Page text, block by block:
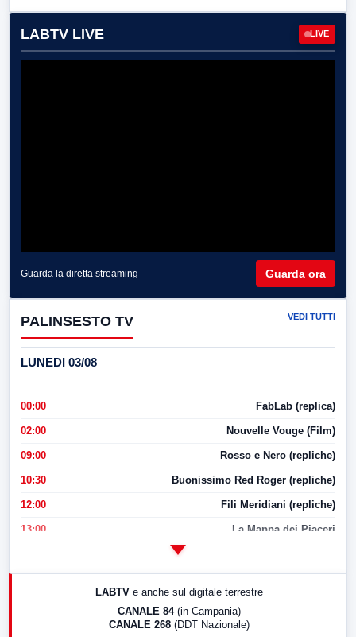
LABTV LIVE LIVE
Guarda la diretta streaming Guarda ora
PALINSESTO TV VEDI TUTTI
LUNEDI 03/08
00:00 FabLab (replica)
02:00 Nouvelle Vouge (Film)
09:00 Rosso e Nero (repliche)
10:30 Buonissimo Red Roger (repliche)
12:00 Fili Meridiani (repliche)
13:00 La Mappa dei Piaceri
LABTV e anche sul digitale terrestre
CANALE 84 (in Campania)
CANALE 268 (DDT Nazionale)